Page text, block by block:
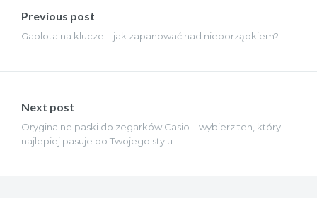
wpisu
Previous post
Gablota na klucze – jak zapanować nad nieporządkiem?
Next post
Oryginalne paski do zegarków Casio – wybierz ten, który
najlepiej pasuje do Twojego stylu